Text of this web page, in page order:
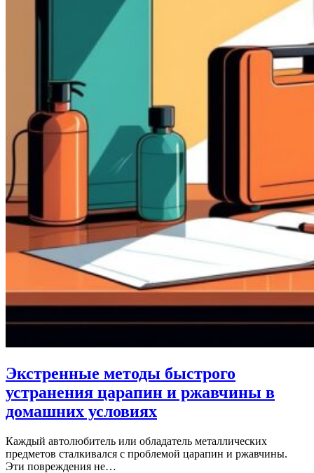
Экстренные методы быстрого
устранения царапин и ржавчины в
домашних условиях
Каждый автолюбитель или обладатель металлических
предметов сталкивался с проблемой царапин и ржавчины.
Эти повреждения не…